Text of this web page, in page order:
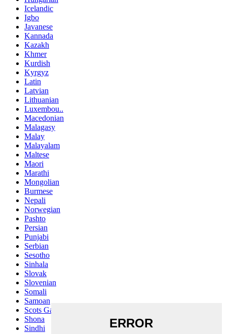
Icelandic
Igbo
Javanese
Kannada
Kazakh
Khmer
Kurdish
Kyrgyz
Latin
Latvian
Lithuanian
Luxembou..
Macedonian
Malagasy
Malay
Malayalam
Maltese
Maori
Marathi
Mongolian
Burmese
Nepali
Norwegian
Pashto
Persian
Punjabi
Serbian
Sesotho
Sinhala
Slovak
Slovenian
Somali
Samoan
Scots Gaelic
Shona
Sindhi